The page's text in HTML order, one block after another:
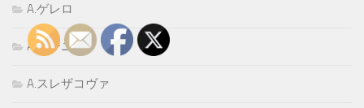
A.ゲレロ
A.ゴーニ
A.スレザコヴァ